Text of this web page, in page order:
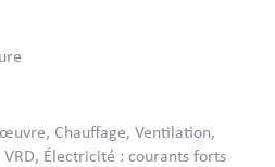
Chauffage, Ventilation,
Électricité : courants forts